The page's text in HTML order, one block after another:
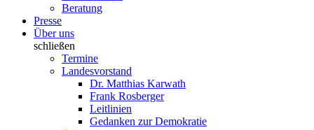
Beratung
Presse
Über uns
schließen
Termine
Landesvorstand
Dr. Matthias Karwath
Frank Rosberger
Leitlinien
Gedanken zur Demokratie